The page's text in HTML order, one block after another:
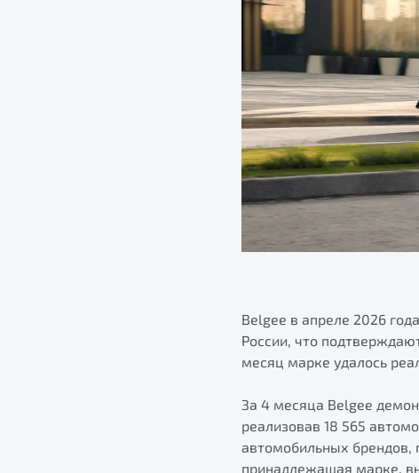
Belgee в апреле 2026
России, что
месяц марке удалось
За 4 месяца Belgee
реализовав 18 565
автомобильных брендов,
принадлежащая марке,